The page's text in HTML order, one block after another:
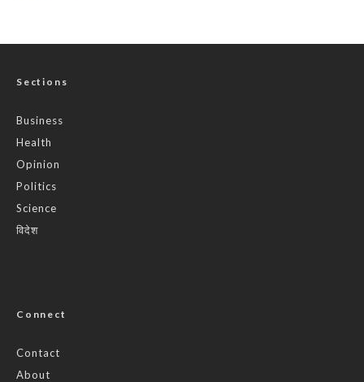
Sections
Business
Health
Opinion
Politics
Science
विदेश
Connect
Contact
About